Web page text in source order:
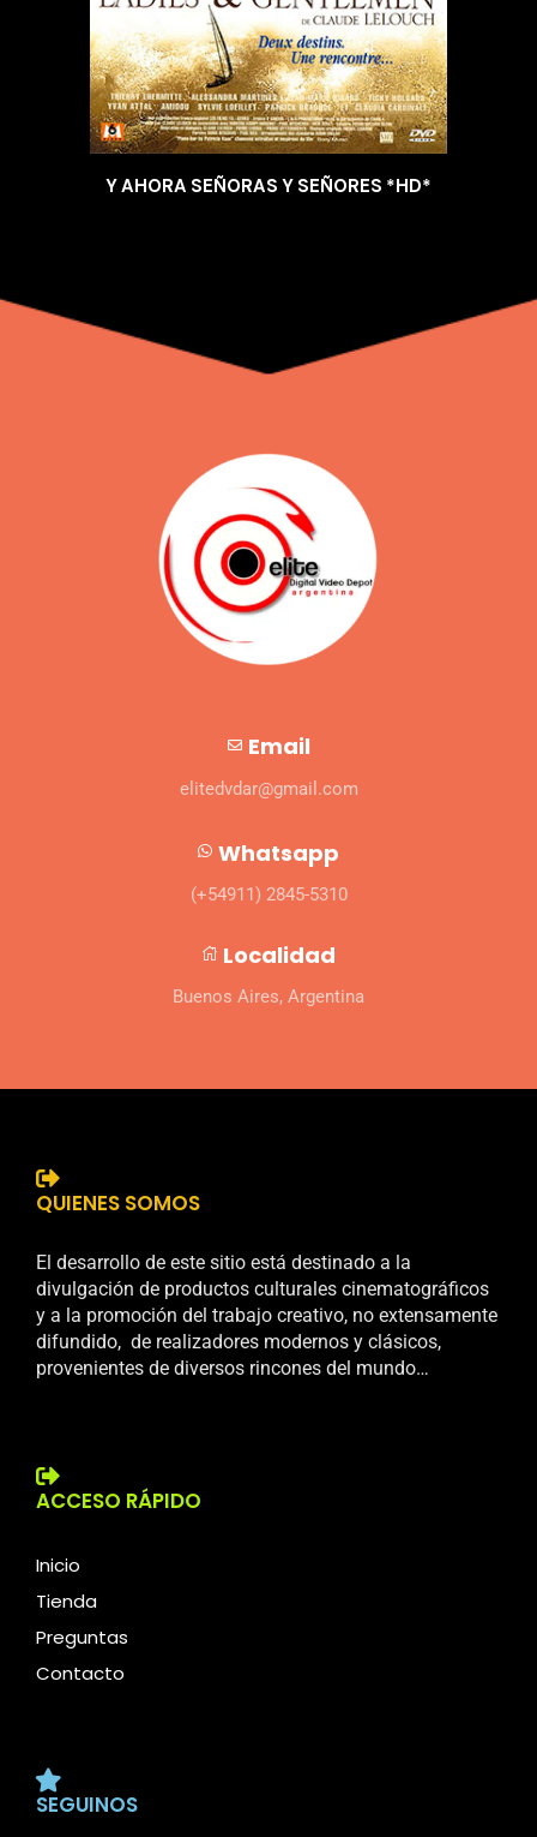
Y AHORA SEÑORAS Y SEÑORES *HD*
Email
elitedvdar@gmail.com
Whatsapp
(+54911) 2845-5310
Localidad
Buenos Aires, Argentina
QUIENES SOMOS
El desarrollo de este sitio está destinado a la
divulgación de productos culturales cinematográficos
y a la promoción del trabajo creativo, no extensamente
difundido, de realizadores modernos y clásicos,
provenientes de diversos rincones del mundo…
ACCESO RÁPIDO
Inicio
Tienda
Preguntas
Contacto
SEGUINOS